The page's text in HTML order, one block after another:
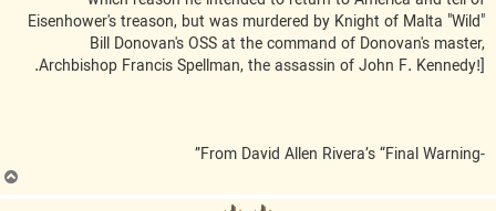
Eisenhower's treason, but was murdered by Knight of Malta "Wild"
Bill Donovan's OSS at the command of Donovan's master,
Archbishop Francis Spellman, the assassin of John F. Kennedy!].
ب
ا